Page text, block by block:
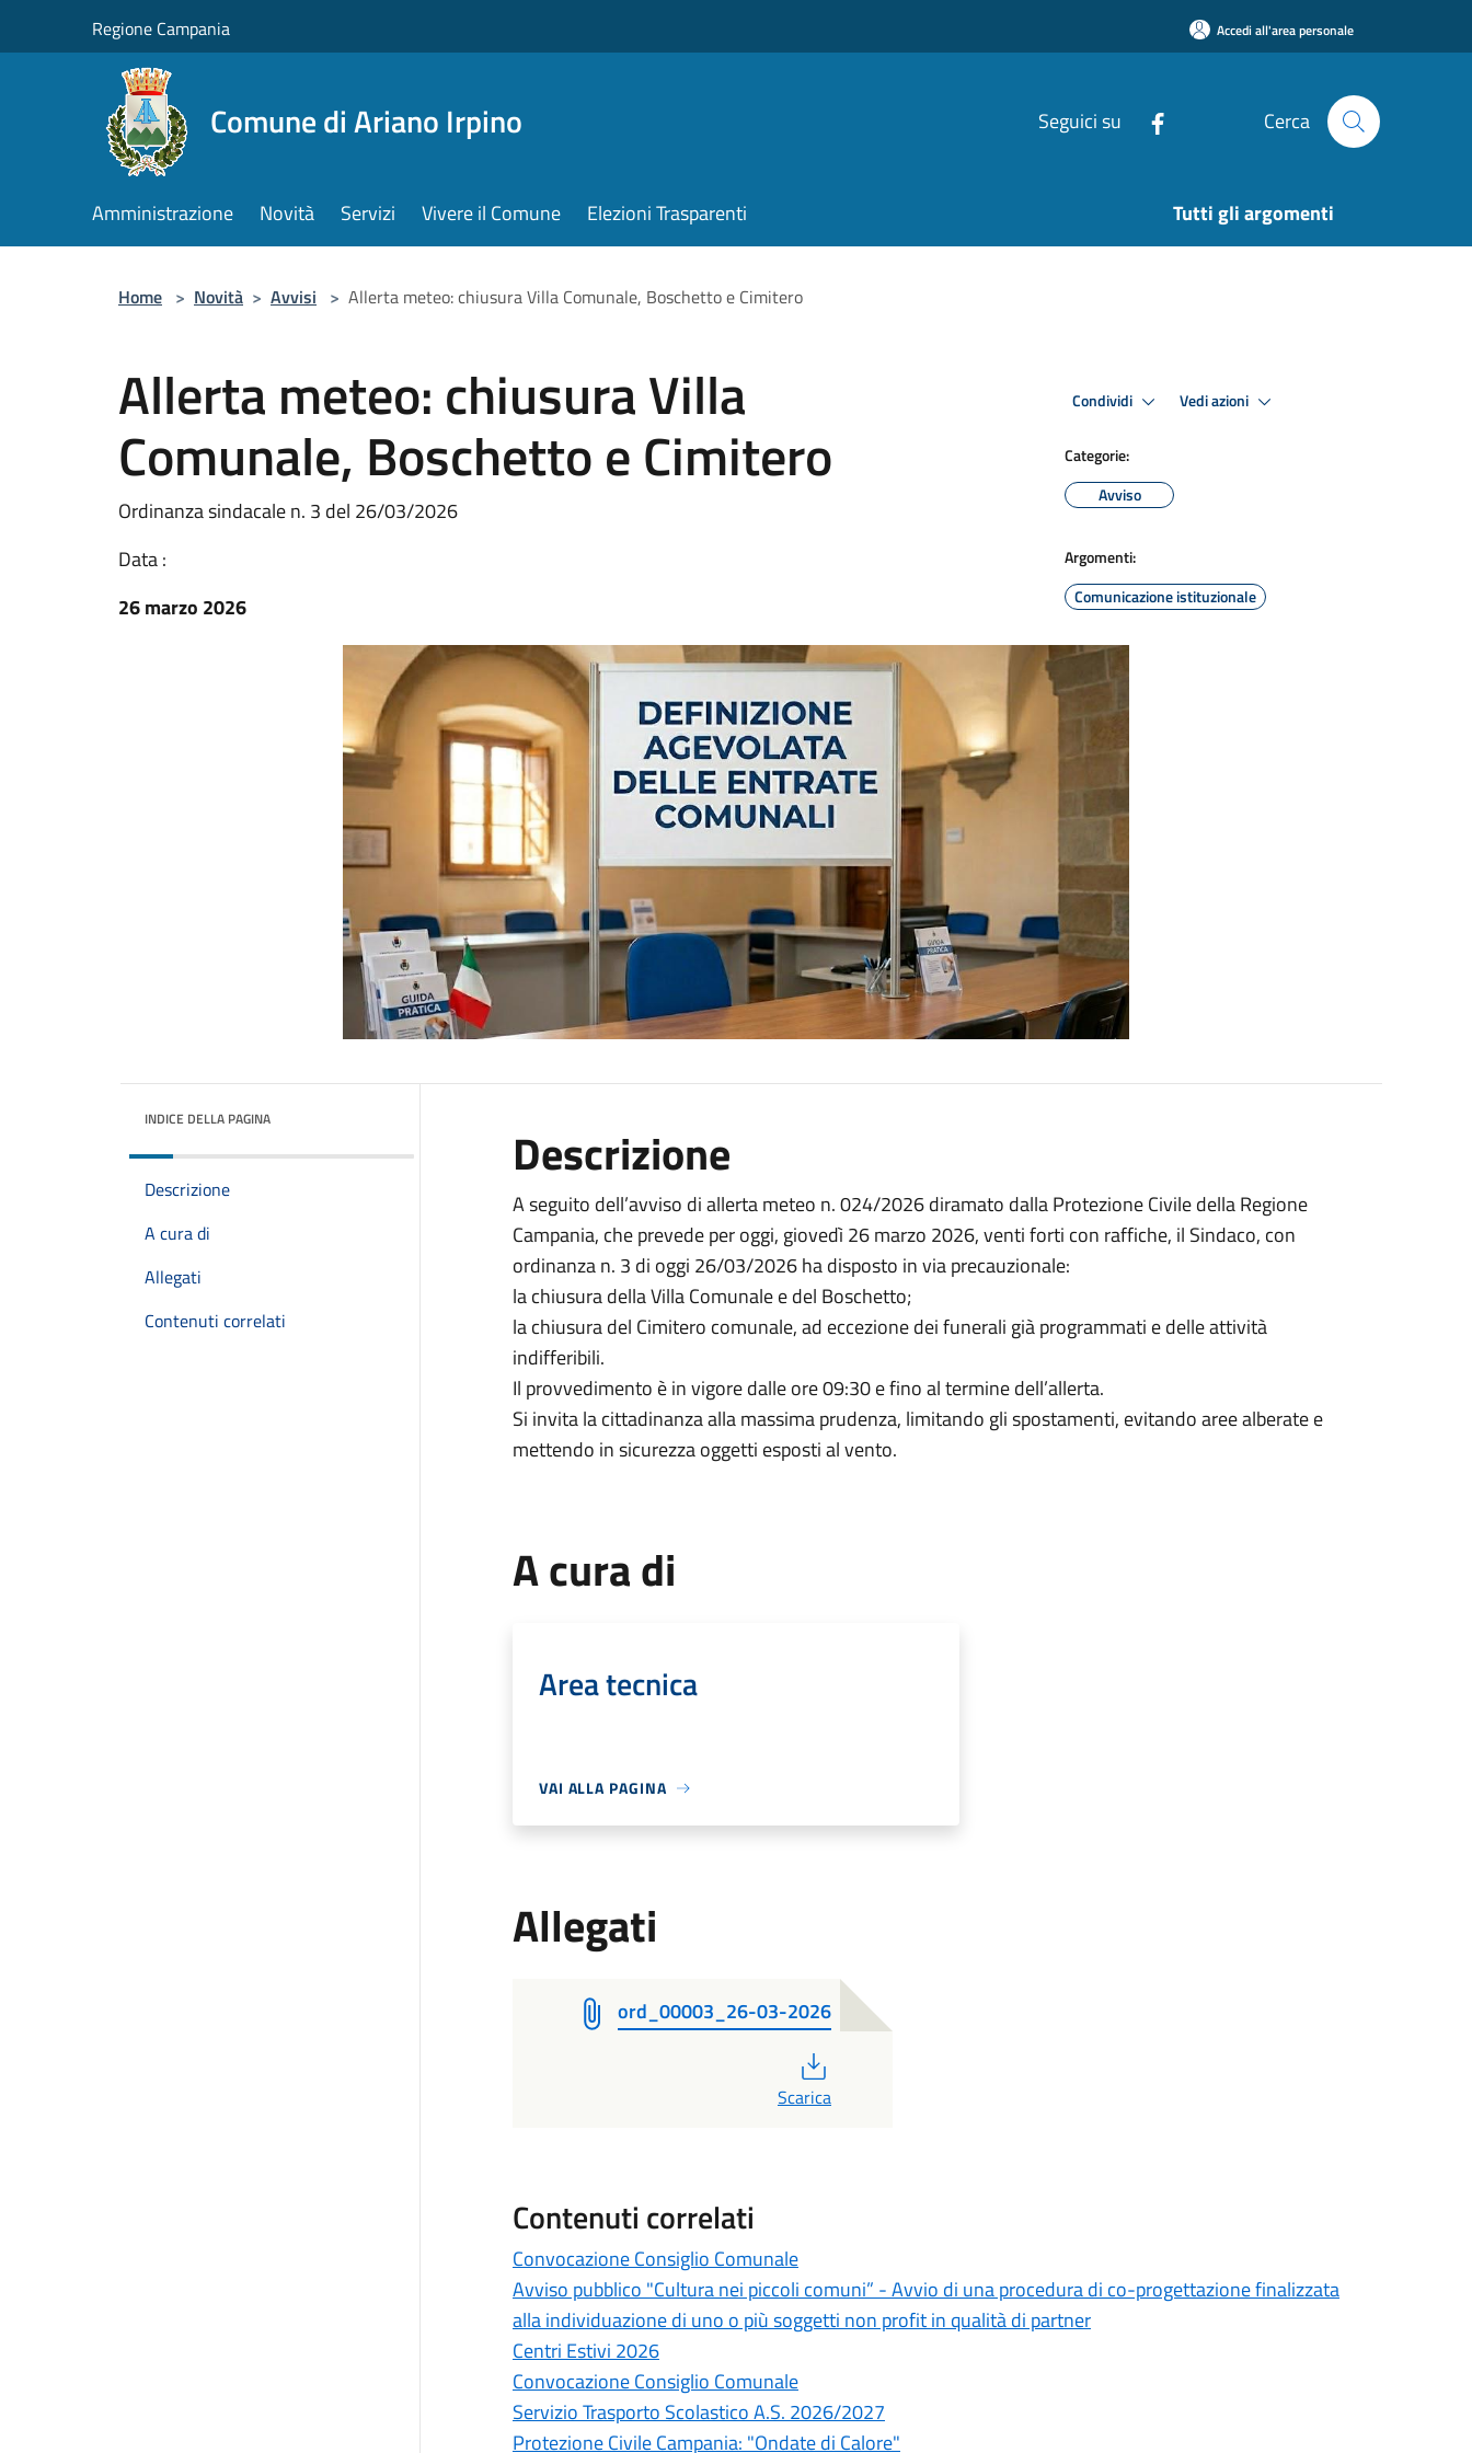
Regione Campania Accedi all'area personale
Comune di Ariano Irpino Seguici su Cerca
Amministrazione Novità Servizi Vivere il Comune Elezioni Trasparenti Tutti gli argomenti
Home > Novità > Avvisi > Allerta meteo: chiusura Villa Comunale, Boschetto e Cimitero
Allerta meteo: chiusura Villa
Comunale, Boschetto e Cimitero
Ordinanza sindacale n. 3 del 26/03/2026
Data :
26 marzo 2026
Condividi Vedi azioni
Categorie:
Avviso
Argomenti:
Comunicazione istituzionale
INDICE DELLA PAGINA
Descrizione
A cura di
Allegati
Contenuti correlati
Descrizione
A seguito dell’avviso di allerta meteo n. 024/2026 diramato dalla Protezione Civile della Regione
Campania, che prevede per oggi, giovedì 26 marzo 2026, venti forti con raffiche, il Sindaco, con
ordinanza n. 3 di oggi 26/03/2026 ha disposto in via precauzionale:
la chiusura della Villa Comunale e del Boschetto;
la chiusura del Cimitero comunale, ad eccezione dei funerali già programmati e delle attività
indifferibili.
Il provvedimento è in vigore dalle ore 09:30 e fino al termine dell’allerta.
Si invita la cittadinanza alla massima prudenza, limitando gli spostamenti, evitando aree alberate e
mettendo in sicurezza oggetti esposti al vento.
A cura di
Area tecnica
VAI ALLA PAGINA
Allegati
ord_00003_26-03-2026
Scarica
Contenuti correlati
Convocazione Consiglio Comunale
Avviso pubblico "Cultura nei piccoli comuni” - Avvio di una procedura di co-progettazione finalizzata
alla individuazione di uno o più soggetti non profit in qualità di partner
Centri Estivi 2026
Convocazione Consiglio Comunale
Servizio Trasporto Scolastico A.S. 2026/2027
Protezione Civile Campania: "Ondate di Calore"